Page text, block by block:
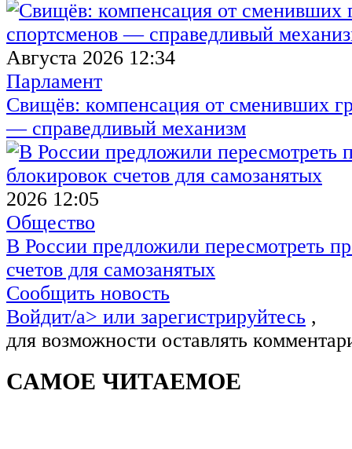
Августа 2026 12:34
Парламент
Свищёв: компенсация от сменивших
— справедливый механизм
2026 12:05
Общество
В России предложили пересмотреть
счетов для самозанятых
Сообщить новость
Войдит/a> или зарегистрируйтесь ,
для возможности оставлять
САМОЕ ЧИТАЕМОЕ